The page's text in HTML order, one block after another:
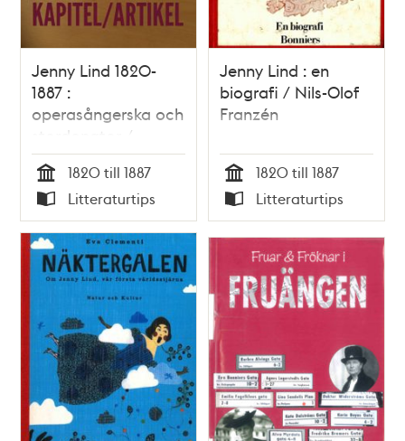
Jenny Lind 1820-
1887 :
operasångerska och
stordonator /
Magnus Ullman
Tid
1820 till 1887
Typ
Litteraturtips
Jenny Lind : en
biografi / Nils-Olof
Franzén
Tid
1820 till 1887
Typ
Litteraturtips